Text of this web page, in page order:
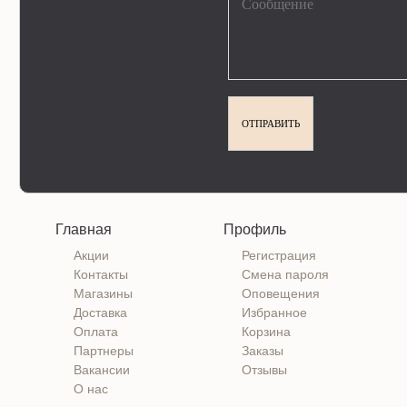
Главная
Акции
Контакты
Магазины
Доставка
Оплата
Партнеры
Вакансии
О нас
Профиль
Регистрация
Смена пароля
Оповещения
Избранное
Корзина
Заказы
Отзывы